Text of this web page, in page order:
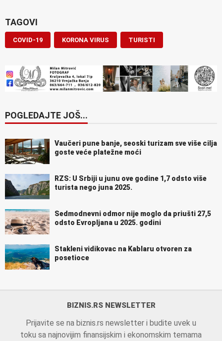
TAGOVI
COVID-19 KORONA VIRUS TURISTI
POGLEDAJTE JOŠ...
Vaučeri pune banje, seoski turizam sve više cilja
goste veće platežne moći
RZS: U Srbiji u junu ove godine 1,7 odsto više
turista nego juna 2025.
Sedmodnevni odmor nije moglo da priušti 27,5
odsto Evropljana u 2025. godini
Stakleni vidikovac na Kablaru otvoren za
posetioce
BIZNIS.RS NEWSLETTER
Prijavite se na biznis.rs newsletter i budite uvek u
toku sa najnovijim finansijskim i ekonomskim temama